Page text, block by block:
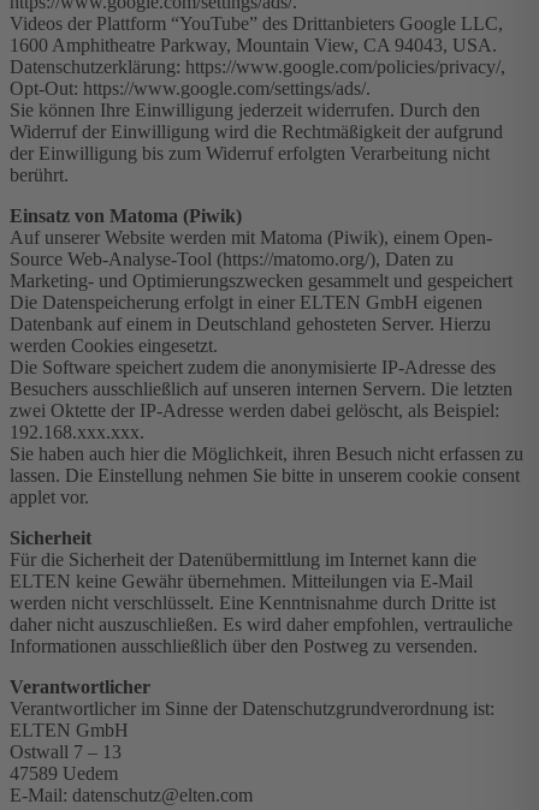
Videos der Plattform “YouTube” des Drittanbieters Google LLC,
1600 Amphitheatre Parkway, Mountain View, CA 94043, USA.
Datenschutzerklärung: https://www.google.com/policies/privacy/,
Opt-Out: https://www.google.com/settings/ads/.
Sie können Ihre Einwilligung jederzeit widerrufen. Durch den
Widerruf der Einwilligung wird die Rechtmäßigkeit der aufgrund
der Einwilligung bis zum Widerruf erfolgten Verarbeitung nicht
berührt.
Einsatz von Matoma (Piwik)
Auf unserer Website werden mit Matoma (Piwik), einem Open-
Source Web-Analyse-Tool (https://matomo.org/), Daten zu
Marketing- und Optimierungszwecken gesammelt und gespeichert
Die Datenspeicherung erfolgt in einer ELTEN GmbH eigenen
Datenbank auf einem in Deutschland gehosteten Server. Hierzu
werden Cookies eingesetzt.
Die Software speichert zudem die anonymisierte IP-Adresse des
Besuchers ausschließlich auf unseren internen Servern. Die letzten
zwei Oktette der IP-Adresse werden dabei gelöscht, als Beispiel:
192.168.xxx.xxx.
Sie haben auch hier die Möglichkeit, ihren Besuch nicht erfassen zu
lassen. Die Einstellung nehmen Sie bitte in unserem cookie consent
applet vor.
Sicherheit
Für die Sicherheit der Datenübermittlung im Internet kann die
ELTEN keine Gewähr übernehmen. Mitteilungen via E-Mail
werden nicht verschlüsselt. Eine Kenntnisnahme durch Dritte ist
daher nicht auszuschließen. Es wird daher empfohlen, vertrauliche
Informationen ausschließlich über den Postweg zu versenden.
Verantwortlicher
Verantwortlicher im Sinne der Datenschutzgrundverordnung ist:
ELTEN GmbH
Ostwall 7 – 13
47589 Uedem
E-Mail: datenschutz@elten.com